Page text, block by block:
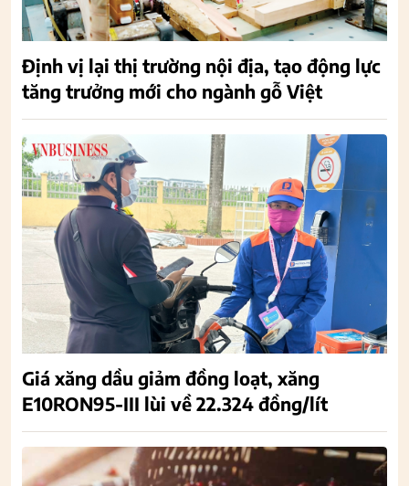
Định vị lại thị trường nội địa, tạo động lực
tăng trưởng mới cho ngành gỗ Việt
Giá xăng dầu giảm đồng loạt, xăng
E10RON95-III lùi về 22.324 đồng/lít